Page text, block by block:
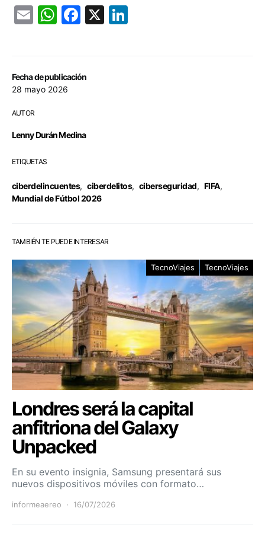
Fecha de publicación
28 mayo 2026
AUTOR
Lenny Durán Medina
ETIQUETAS
ciberdelincuentes, ciberdelitos, ciberseguridad, FIFA,
Mundial de Fútbol 2026
EmailWhatsApp
Facebook
X
TAMBIÉN TE PUEDE INTERESAR
TecnoViajes TecnoViajes
Londres será la capital
anfitriona del Galaxy
Unpacked
En su evento insignia, Samsung presentará sus
nuevos dispositivos móviles con formato…
informeaereo 16/07/2026